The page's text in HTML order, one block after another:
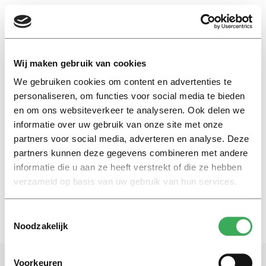
Wij maken gebruik van cookies
We gebruiken cookies om content en advertenties te
personaliseren, om functies voor social media te bieden
en om ons websiteverkeer te analyseren. Ook delen we
informatie over uw gebruik van onze site met onze
partners voor social media, adverteren en analyse. Deze
partners kunnen deze gegevens combineren met andere
informatie die u aan ze heeft verstrekt of die ze hebben
verzameld op basis van uw gebruik van hun services.
Noodzakelijk
Voorkeuren
EN
satisfaction
International
Are dissatisfied Dutch people
allowed to be dissatisfied?
06 maart 2017